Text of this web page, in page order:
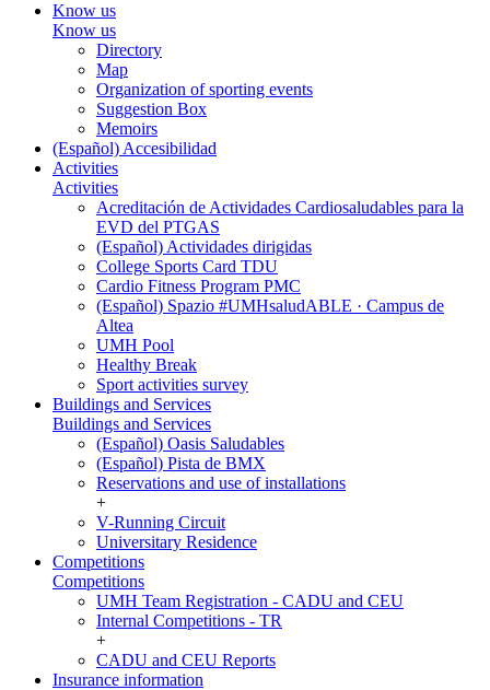
Know us
Know us
Directory
Map
Organization of sporting events
Suggestion Box
Memoirs
(Español) Accesibilidad
Activities
Activities
Acreditación de Actividades Cardiosaludables para la
EVD del PTGAS
(Español) Actividades dirigidas
College Sports Card TDU
Cardio Fitness Program PMC
(Español) Spazio #UMHsaludABLE · Campus de
Altea
UMH Pool
Healthy Break
Sport activities survey
Buildings and Services
Buildings and Services
(Español) Oasis Saludables
(Español) Pista de BMX
Reservations and use of installations
+
V-Running Circuit
Universitary Residence
Competitions
Competitions
UMH Team Registration - CADU and CEU
Internal Competitions - TR
+
CADU and CEU Reports
Insurance information